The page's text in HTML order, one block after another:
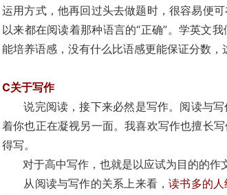
运用方式，他再回过头去做题时，很容易便
以来都在阅读着那种语言的“正确”。学英文
能培养语感，没有什么比语感更能保证分数，
C关于写作
说完阅读，接下来必然是写作。阅读与写
着你也正在凝视另一面。我喜欢写作也擅长
得写。
对于高中写作，也就是以应试为目的的作
从阅读与写作的关系上来看，读书多的